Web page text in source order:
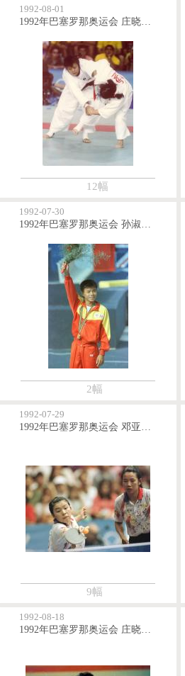
1992-08-01
1992年巴塞罗那奥运会 庄晓岩获得女子柔道金牌
12幅
1992-07-30
1992年巴塞罗那奥运会 孙淑伟获得男子跳台跳水金牌
2幅
1992-07-29
1992年巴塞罗那奥运会 邓亚萍/乔红获得乒乓球女双金牌
9幅
1992-08-18
1992年巴塞罗那奥运会 庄晓岩获得女子柔道金牌